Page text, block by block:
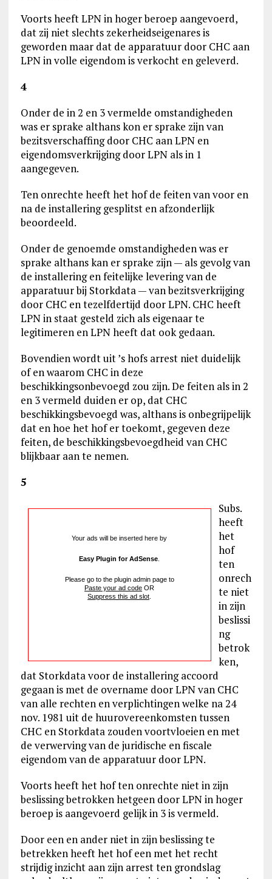
Voorts heeft LPN in hoger beroep aangevoerd,
dat zij niet slechts zekerheidseigenares is
geworden maar dat de apparatuur door CHC aan
LPN in volle eigendom is verkocht en geleverd.
4
Onder de in 2 en 3 vermelde omstandigheden
was er sprake althans kon er sprake zijn van
bezitsverschaffing door CHC aan LPN en
eigendomsverkrijging door LPN als in 1
aangegeven.
Ten onrechte heeft het hof de feiten van voor en
na de installering gesplitst en afzonderlijk
beoordeeld.
Onder de genoemde omstandigheden was er
sprake althans kan er sprake zijn — als gevolg van
de installering en feitelijke levering van de
apparatuur bij Storkdata — van bezitsverkrijging
door CHC en tezelfdertijd door LPN. CHC heeft
LPN in staat gesteld zich als eigenaar te
legitimeren en LPN heeft dat ook gedaan.
Bovendien wordt uit ’s hofs arrest niet duidelijk
of en waarom CHC in deze
beschikkingsonbevoegd zou zijn. De feiten als in 2
en 3 vermeld duiden er op, dat CHC
beschikkingsbevoegd was, althans is onbegrijpelijk
dat en hoe het hof er toekomt, gegeven deze
feiten, de beschikkingsbevoegdheid van CHC
blijkbaar aan te nemen.
5
Your ads will be inserted here by
Easy Plugin for AdSense
Please go to the plugin admin page to
Paste your ad code OR
Suppress this ad slot
Subs.
heeft
het
hof
ten
onrech
te niet
in zijn
beslissi
ng
betrok
ken,
dat Storkdata voor de installering accoord
gegaan is met de overname door LPN van CHC
van alle rechten en verplichtingen welke na 24
nov. 1981 uit de huurovereenkomsten tussen
CHC en Storkdata zouden voortvloeien en met
de verwerving van de juridische en fiscale
eigendom van de apparatuur door LPN.
Voorts heeft het hof ten onrechte niet in zijn
beslissing betrokken hetgeen door LPN in hoger
beroep is aangevoerd gelijk in 3 is vermeld.
Door een en ander niet in zijn beslissing te
betrekken heeft het hof een met het recht
strijdig inzicht aan zijn arrest ten grondslag